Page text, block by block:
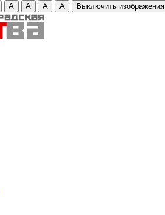
А А А А Выключить изображения